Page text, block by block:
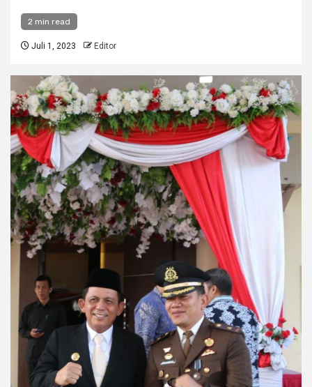
2 min read
Juli 1, 2023 Editor